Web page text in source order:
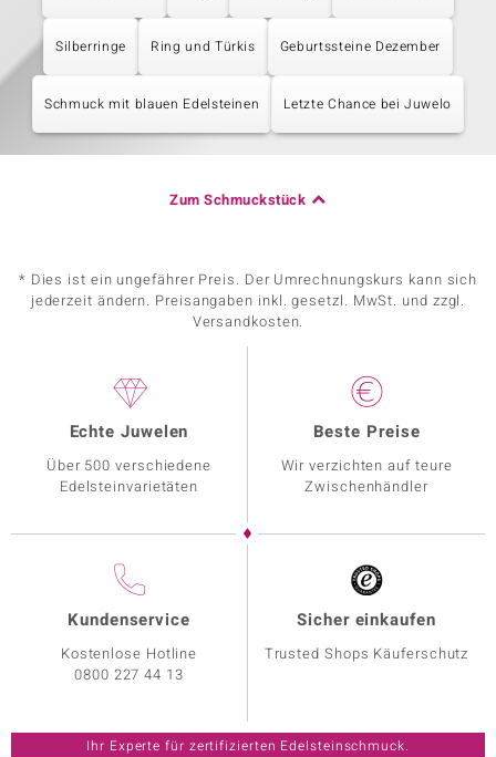
Silberringe Ring und Türkis Geburtssteine Dezember
Schmuck mit blauen Edelsteinen Letzte Chance bei Juwelo
Zum Schmuckstück
* Dies ist ein ungefährer Preis. Der Umrechnungskurs kann sich
jederzeit ändern. Preisangaben inkl. gesetzl. MwSt. und zzgl.
Versandkosten.
Echte Juwelen
Über 500 verschiedene
Edelsteinvarietäten
Beste Preise
Wir verzichten auf teure
Zwischenhändler
Kundenservice
Kostenlose Hotline
0800 227 44 13
Sicher einkaufen
Trusted Shops Käuferschutz
Ihr Experte für zertifizierten Edelsteinschmuck.